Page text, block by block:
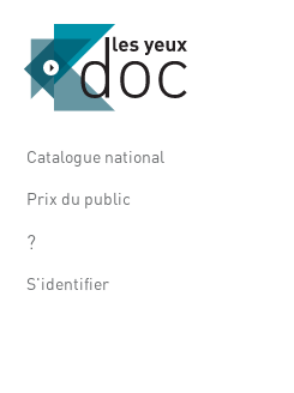
Catalogue national
Prix du public
?
S'identifier